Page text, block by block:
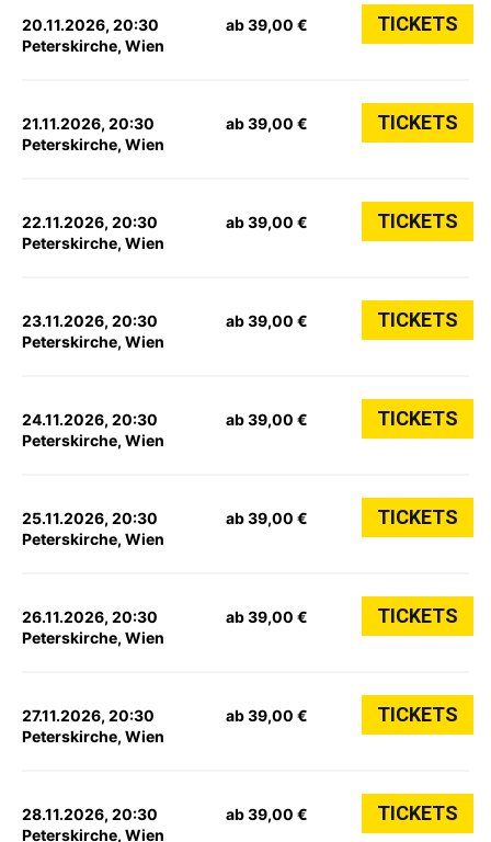
20.11.2026, 20:30
Peterskirche, Wien
ab 39,00 € TICKETS
21.11.2026, 20:30
Peterskirche, Wien
ab 39,00 € TICKETS
22.11.2026, 20:30
Peterskirche, Wien
ab 39,00 € TICKETS
23.11.2026, 20:30
Peterskirche, Wien
ab 39,00 € TICKETS
24.11.2026, 20:30
Peterskirche, Wien
ab 39,00 € TICKETS
25.11.2026, 20:30
Peterskirche, Wien
ab 39,00 € TICKETS
26.11.2026, 20:30
Peterskirche, Wien
ab 39,00 € TICKETS
27.11.2026, 20:30
Peterskirche, Wien
ab 39,00 € TICKETS
28.11.2026, 20:30
Peterskirche, Wien
ab 39,00 € TICKETS